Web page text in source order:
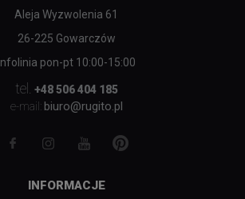
Aleja Wyzwolenia 61
26-225 Gowarczów
Infolinia pon-pt 10:00-15:00
tel. +48 506 404 185
e-mail: biuro@rugito.pl
INFORMACJE